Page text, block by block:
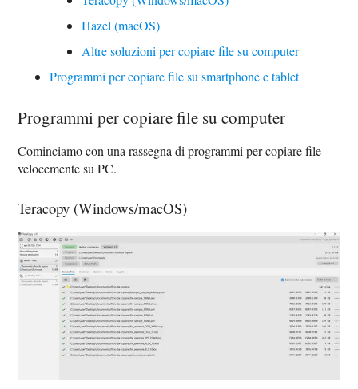
Hazel (macOS)
Altre soluzioni per copiare file su computer
Programmi per copiare file su smartphone e tablet
Programmi per copiare file su computer
Cominciamo con una rassegna di programmi per copiare file
velocemente su PC.
Teracopy (Windows/macOS)